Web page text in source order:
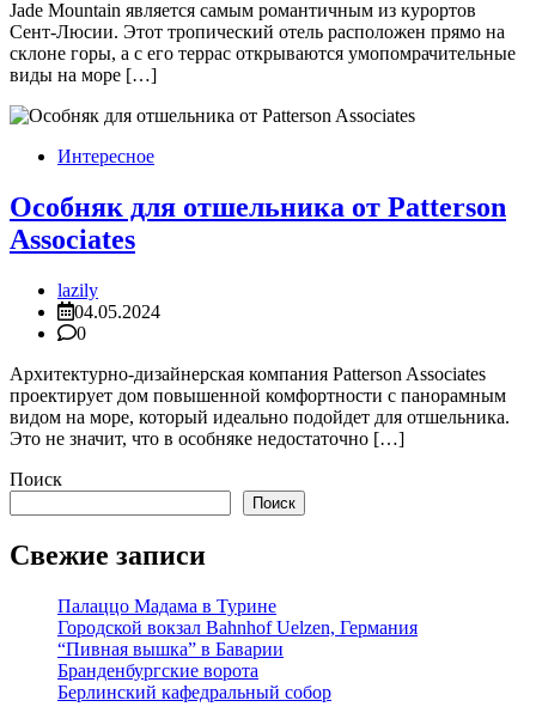
Jade Mountain является самым романтичным из курортов
Сент-Люсии. Этот тропический отель расположен прямо на
склоне горы, а с его террас открываются умопомрачительные
виды на море […]
Интересное
Особняк для отшельника от Patterson
Associates
lazily
04.05.2024
0
Архитектурно-дизайнерская компания Patterson Associates
проектирует дом повышенной комфортности с панорамным
видом на море, который идеально подойдет для отшельника.
Это не значит, что в особняке недостаточно […]
Поиск
Поиск
Свежие записи
Палаццо Мадама в Турине
Городской вокзал Bahnhof Uelzen, Германия
“Пивная вышка” в Баварии
Бранденбургские ворота
Берлинский кафедральный собор